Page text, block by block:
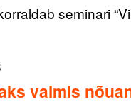
seminari
valmis